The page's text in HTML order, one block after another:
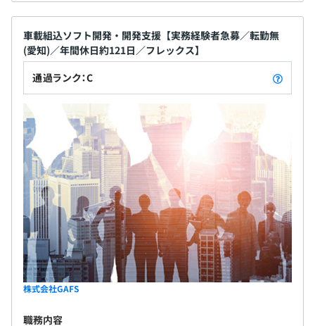
車載組込ソフト開発・開発支援【実務経験者急募／転勤無
(愛知)／年間休日約121日／フレックス】
通過ランク：C
株式会社GAFS
職務内容